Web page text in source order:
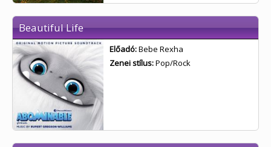
Beautiful Life
Előadó:Bebe Rexha
Zenei stílus:Pop/Rock